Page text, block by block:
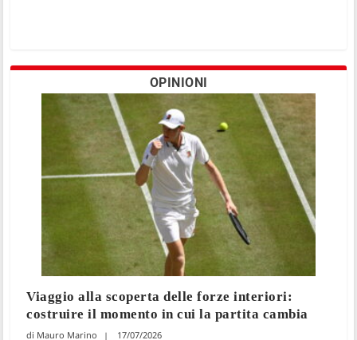
OPINIONI
Viaggio alla scoperta delle forze interiori:
costruire il momento in cui la partita cambia
Mauro Marino 17/07/2026